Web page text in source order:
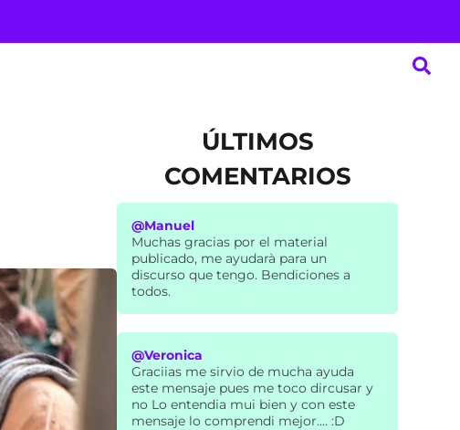
ÚLTIMOS
COMENTARIOS
@Manuel
Muchas gracias por el material
publicado, me ayudarà para un
discurso que tengo. Bendiciones a
todos.
@Veronica
Graciias me sirvio de mucha ayuda
este mensaje pues me toco dircusar y
no Lo entendia mui bien y con este
mensaje lo comprendi mejor.... :D